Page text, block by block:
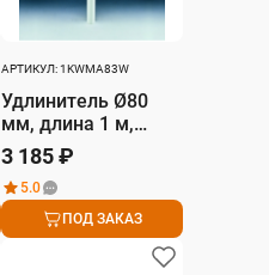
АРТИКУЛ: 1KWMA83W
Удлинитель Ø80
мм, длина 1 м,
материал – ПВХ
3 185 ₽
5.0
ПОД ЗАКАЗ